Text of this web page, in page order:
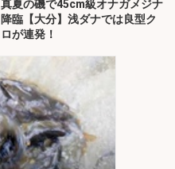
真夏の磯で45cm級オナガメジナ
降臨【大分】浅ダナでは良型ク
ロが連発！